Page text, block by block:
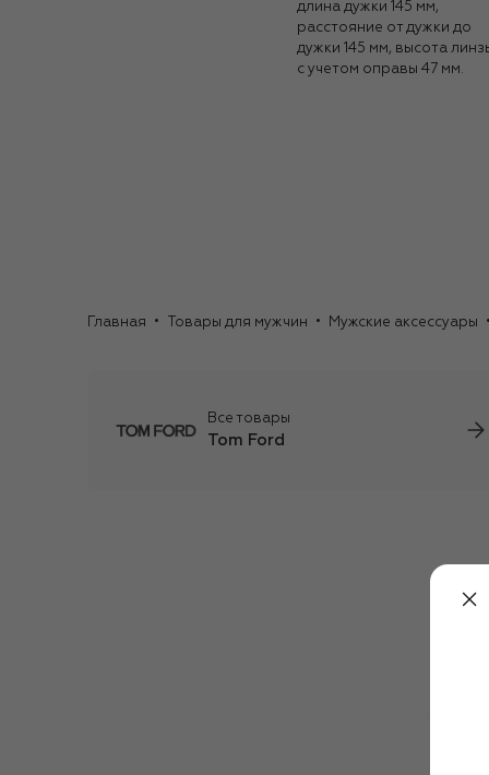
длина дужки 145 мм,
расстояние от дужки до
дужки 145 мм, высота
с учетом оправы 47 мм.
Главная Товары для мужчин Мужские аксессуары
Все товары
Tom Ford